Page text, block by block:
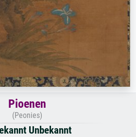
Pioenen
(Peonies)
Unbekannt